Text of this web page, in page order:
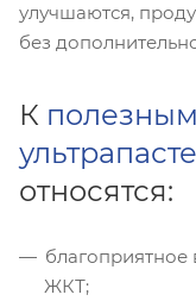
улучшаются,
без
К
относятся:
благоприятное
ЖКТ;